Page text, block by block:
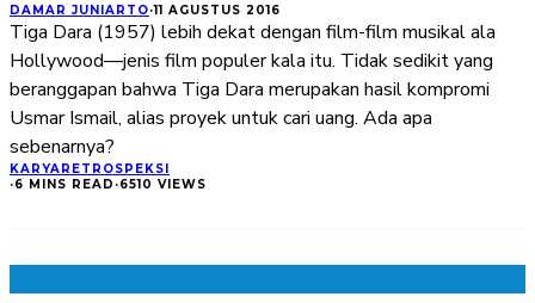
DAMAR JUNIARTO·11 AGUSTUS 2016
Tiga Dara (1957) lebih dekat dengan film-film musikal ala
Hollywood—jenis film populer kala itu. Tidak sedikit yang
beranggapan bahwa Tiga Dara merupakan hasil kompromi
Usmar Ismail, alias proyek untuk cari uang. Ada apa
sebenarnya?
KARYARETROSPEKSI
·6 MINS READ ·6510 VIEWS